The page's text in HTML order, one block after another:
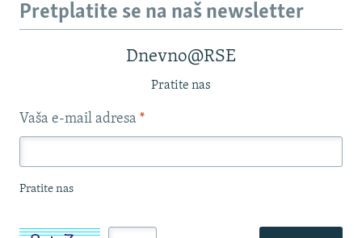
Pretplatite se na naš newsletter
Dnevno@RSE
Pratite nas
Vaša e-mail adresa *
Pratite nas